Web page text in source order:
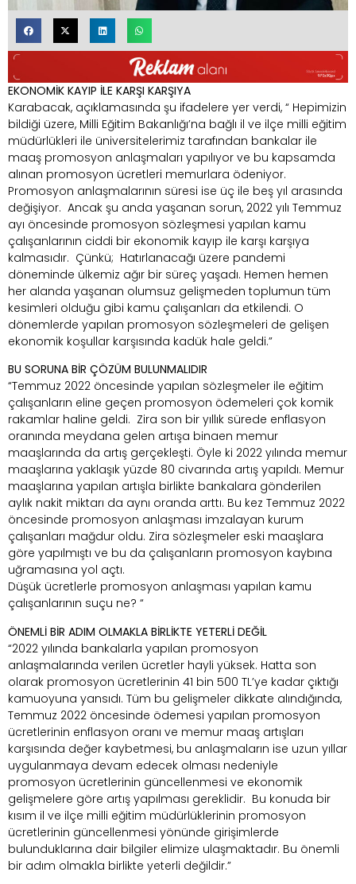
EKONOMİK KAYIP İLE KARŞI KARŞIYA
Karabacak, açıklamasında şu ifadelere yer verdi, “ Hepimizin
bildiği üzere, Milli Eğitim Bakanlığı’na bağlı il ve ilçe milli eğitim
müdürlükleri ile üniversitelerimiz tarafından bankalar ile
maaş promosyon anlaşmaları yapılıyor ve bu kapsamda
alınan promosyon ücretleri memurlara ödeniyor.
Promosyon anlaşmalarının süresi ise üç ile beş yıl arasında
değişiyor. Ancak şu anda yaşanan sorun, 2022 yılı Temmuz
ayı öncesinde promosyon sözleşmesi yapılan kamu
çalışanlarının ciddi bir ekonomik kayıp ile karşı karşıya
kalmasıdır. Çünkü; Hatırlanacağı üzere pandemi
döneminde ülkemiz ağır bir süreç yaşadı. Hemen hemen
her alanda yaşanan olumsuz gelişmeden toplumun tüm
kesimleri olduğu gibi kamu çalışanları da etkilendi. O
dönemlerde yapılan promosyon sözleşmeleri de gelişen
ekonomik koşullar karşısında kadük hale geldi.”
BU SORUNA BİR ÇÖZÜM BULUNMALIDIR
“Temmuz 2022 öncesinde yapılan sözleşmeler ile eğitim
çalışanların eline geçen promosyon ödemeleri çok komik
rakamlar haline geldi. Zira son bir yıllık sürede enflasyon
oranında meydana gelen artışa binaen memur
maaşlarında da artış gerçekleşti. Öyle ki 2022 yılında memur
maaşlarına yaklaşık yüzde 80 civarında artış yapıldı. Memur
maaşlarına yapılan artışla birlikte bankalara gönderilen
aylık nakit miktarı da aynı oranda arttı. Bu kez Temmuz 2022
öncesinde promosyon anlaşması imzalayan kurum
çalışanları mağdur oldu. Zira sözleşmeler eski maaşlara
göre yapılmıştı ve bu da çalışanların promosyon kaybına
uğramasına yol açtı.
Düşük ücretlerle promosyon anlaşması yapılan kamu
çalışanlarının suçu ne? “
ÖNEMLİ BİR ADIM OLMAKLA BİRLİKTE YETERLİ DEĞİL
“2022 yılında bankalarla yapılan promosyon
anlaşmalarında verilen ücretler hayli yüksek. Hatta son
olarak promosyon ücretlerinin 41 bin 500 TL’ye kadar çıktığı
kamuoyuna yansıdı. Tüm bu gelişmeler dikkate alındığında,
Temmuz 2022 öncesinde ödemesi yapılan promosyon
ücretlerinin enflasyon oranı ve memur maaş artışları
karşısında değer kaybetmesi, bu anlaşmaların ise uzun yıllar
uygulanmaya devam edecek olması nedeniyle
promosyon ücretlerinin güncellenmesi ve ekonomik
gelişmelere göre artış yapılması gereklidir. Bu konuda bir
kısım il ve ilçe milli eğitim müdürlüklerinin promosyon
ücretlerinin güncellenmesi yönünde girişimlerde
bulunduklarına dair bilgiler elimize ulaşmaktadır. Bu önemli
bir adım olmakla birlikte yeterli değildir.”